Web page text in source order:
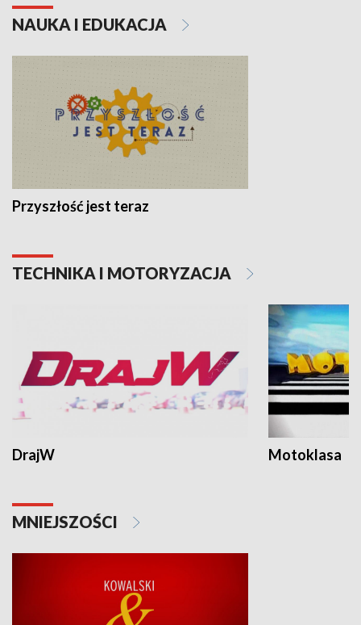
NAUKA I EDUKACJA
Przyszłość jest teraz
TECHNIKA I MOTORYZACJA
DrajW Motoklasa
MNIEJSZOŚCI